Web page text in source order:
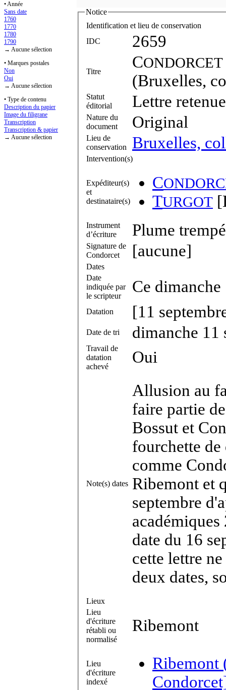
• Année
Sans date
1760
1770
1780
1790
→ Aucune sélection
• Marques postales
Non
Oui
→ Aucune sélection
• Type de contenu
Description du papier
Image du filigrane
Transcription
Transcription & papier
→ Aucune sélection
Notice
Identification et lieu de conservation
IDC
2659
Titre
CONDORCET
(Bruxelles,
Statut
éditorial
Lettre retenue
Nature du
document
Original
Lieu de
conservation
Bruxelles,
Intervention(s)
Expéditeur(s)
et
destinataire(s)
C
TURGOT
Instrument
d’écriture
Plume
Signature de
Condorcet
[aucune]
Dates
Date
indiquée par
le scripteur
Ce dimanche
Datation [11
Date de tri dimanche 11
Travail de
datation
achevé
Oui
Note(s) dates
Allusion au
faire partie
Bossut et
fourchette
comme
Ribemont et
septembre
date du 16
cette lettre
deux dates,
Lieux
Lieu
d'écriture
rétabli ou
normalisé
Ribemont
Lieu
d'écriture
indexé
Ribemont